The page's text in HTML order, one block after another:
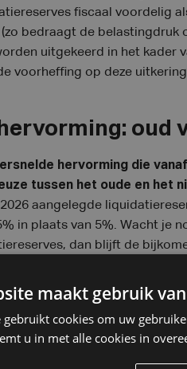
fiscaal voordelig
bedraagt de belastingdruk
uitgekeerd in het kader
voorheffing op deze
oud
hervorming die
tussen het oude en het
aangelegde
in plaats van 5%. Wacht je
dan blijft de
2026 aangelegde
voorheffing bij uitkering na
op de
maakt gebruik
gebruikt cookies om uw
u in met alle cookies in